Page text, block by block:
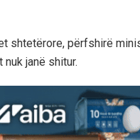
shtetërore, përfshirë
janë shitur.